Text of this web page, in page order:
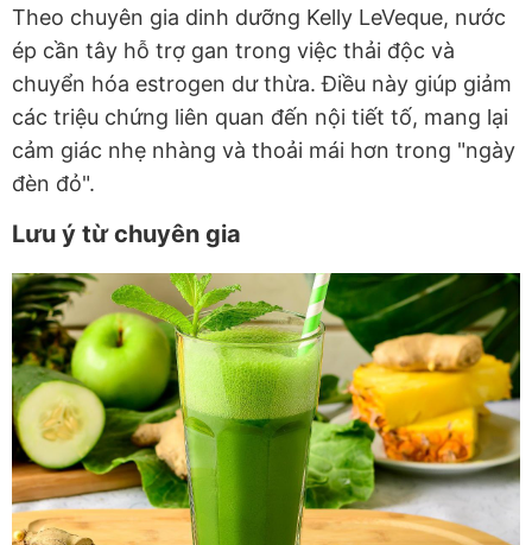
Theo chuyên gia dinh dưỡng Kelly LeVeque, nước
ép cần tây hỗ trợ gan trong việc thải độc và
chuyển hóa estrogen dư thừa. Điều này giúp giảm
các triệu chứng liên quan đến nội tiết tố, mang lại
cảm giác nhẹ nhàng và thoải mái hơn trong "ngày
đèn đỏ".
Lưu ý từ chuyên gia